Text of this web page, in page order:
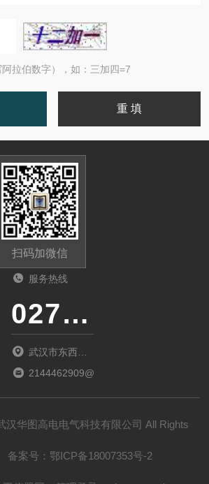
拉伯数字），如：三加四=7
扫码加微信
服务热线
027-86536268
武汉市东西湖
区环湖中路源
2144462909@qq.com
汉华图高电电气科技有限公司 All Rights
备案号：鄂ICP备18007353号-2